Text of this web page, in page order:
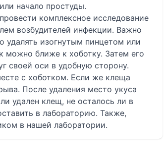
начало простуды.
комплексное исследование
возбудителей инфекции. Важно
удалять изогнутым пинцетом или
можно ближе к хоботку. Затем его
своей оси в удобную сторону.
с хоботком. Если же клеща
После удаления место укуса
удален клещ, не осталось ли в
в лабораторию. Также,
в нашей лаборатории.